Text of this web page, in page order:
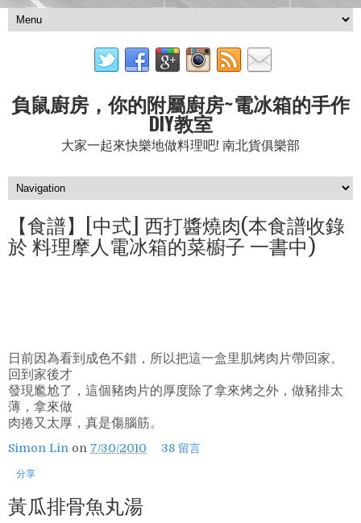
負鼠廚房，你的附屬廚房~電冰箱的手作
DIY教室
大家一起來快樂地做料理吧! 南北貨俱樂部
【食譜】[中式] 西打醬燒肉(本食譜收錄
於 料理摩人電冰箱的菜櫥子 一書中)
日前因為看到成色不錯，所以把這一盒里肌烤肉片帶回家。
回到家後才
發現尷尬了，這個豬肉片的厚度除了拿來烤之外，做豬排太
薄，拿來做
肉捲又太厚，真是傷腦筋。
Simon Lin on 7/30/2010 38 留言
分享
黃瓜排骨魚丸湯